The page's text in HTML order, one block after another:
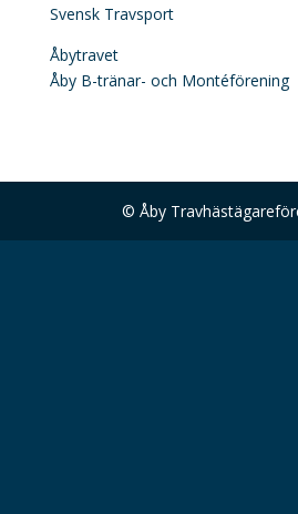
Svensk Travsport
Åbytravet
Åby B-tränar- och Montéförening
© Åby